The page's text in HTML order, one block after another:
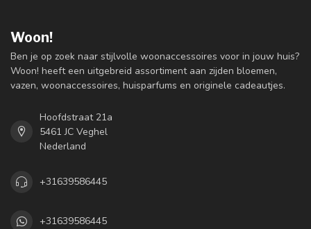
Woon!
Ben je op zoek naar stijlvolle woonaccessoires voor in jouw huis?
Woon! heeft een uitgebreid assortiment aan zijden bloemen,
vazen, woonaccessoires, huisparfums en originele cadeautjes.
Hoofdstraat 21a
5461 JC Veghel
Nederland
+31639586445
+31639586445